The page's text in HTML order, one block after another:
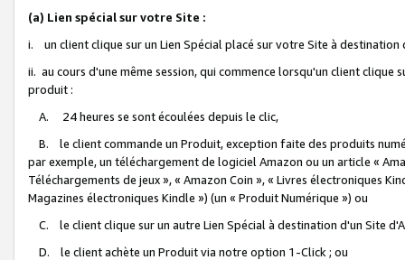
(a) Lien spécial sur votre Site :
i. un client clique sur un Lien Spécial placé sur votre Site à destination
ii. au cours d'une même session, qui commence lorsqu'un client
produit :
A. 24 heures se sont écoulées depuis le clic,
B. le client commande un Produit, exception faite des produits
par exemple, un téléchargement de logiciel Amazon ou un article «
Téléchargements de jeux », « Amazon Coin », « Livres électroniques
Magazines électroniques Kindle ») (un « Produit Numérique ») ou
C. le client clique sur un autre Lien Spécial à destination d'un Site
D. le client achète un Produit via notre option 1-Click ; ou